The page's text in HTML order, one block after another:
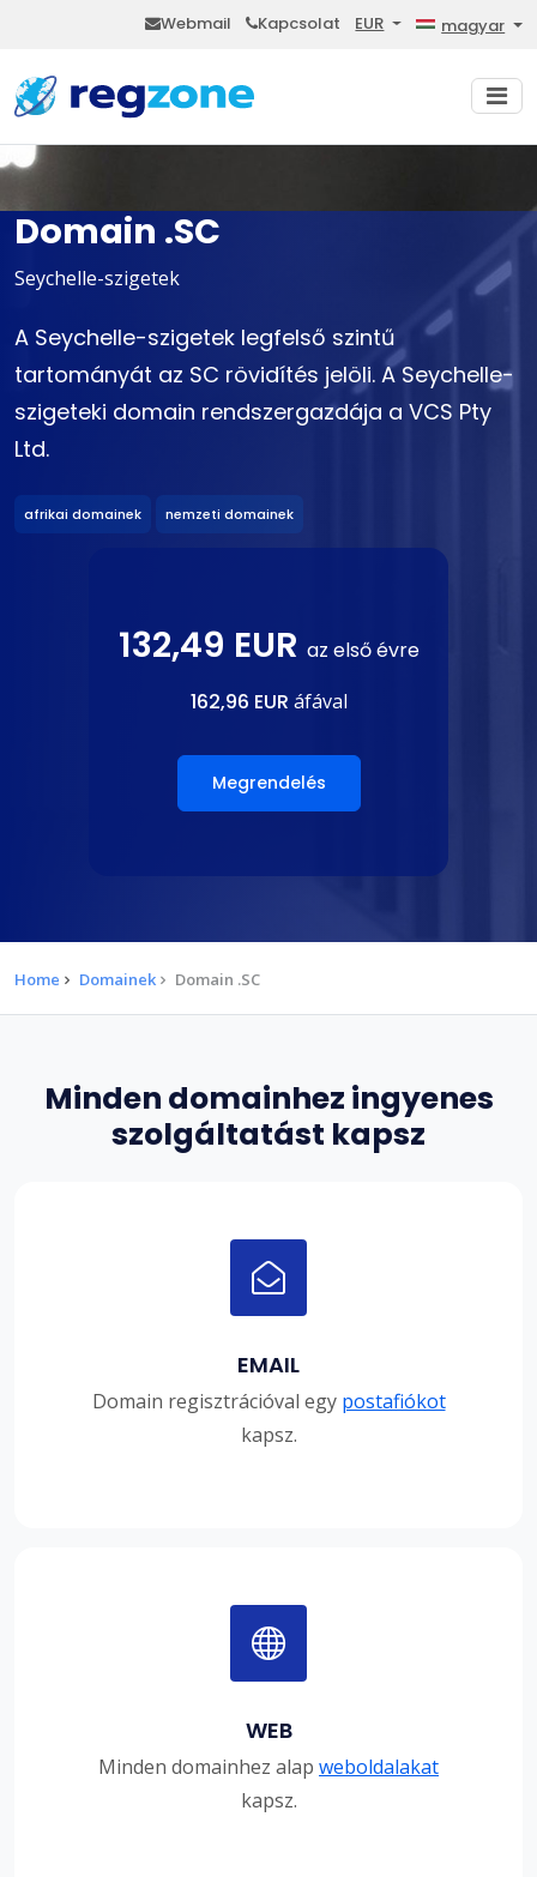
Webmail Kapcsolat EUR magyar
Domain .SC
Seychelle-szigetek
A Seychelle-szigetek legfelső szintű
tartományát az SC rövidítés jelöli. A Seychelle-
szigeteki domain rendszergazdája a VCS Pty
Ltd.
afrikai domainek nemzeti domainek
132,49 EUR az első évre
162,96 EUR áfával
Megrendelés
Home Domainek Domain .SC
Minden domainhez ingyenes
szolgáltatást kapsz
EMAIL
Domain regisztrációval egy postafiókot
kapsz.
WEB
Minden domainhez alap weboldalakat
kapsz.